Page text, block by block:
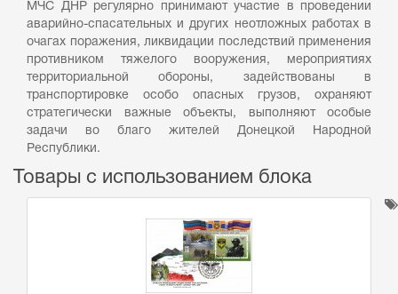
МЧС ДНР регулярно принимают участие в проведении
аварийно-спасательных и других неотложных работах в
очагах поражения, ликвидации последствий применения
противником тяжелого вооружения, мероприятиях
территориальной обороны, задействованы в
транспортировке особо опасных грузов, охраняют
стратегически важные объекты, выполняют особые
задачи во благо жителей Донецкой Народной
Республики.
Товары с использованием блока